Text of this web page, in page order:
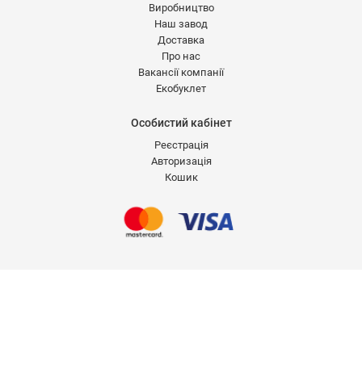
Виробництво
Наш завод
Доставка
Про нас
Вакансії компанії
Екобуклет
Особистий кабінет
Реєстрація
Авторизація
Кошик